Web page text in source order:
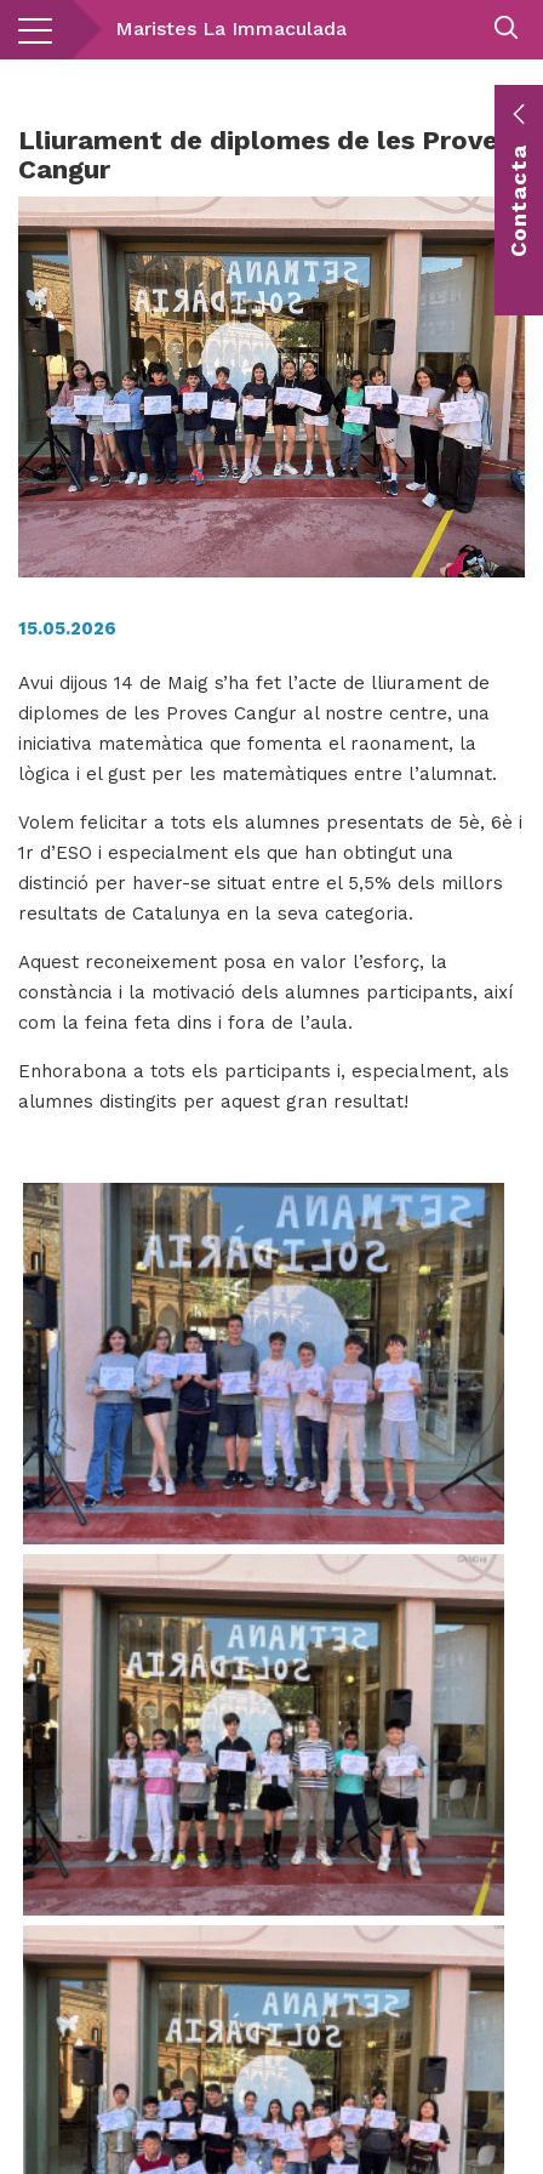
Vés
Maristes La Immaculada
Lliurament de diplomes de les Proves
Cangur
15.05.2026
Avui dijous 14 de Maig s’ha fet l’acte de lliurament de
diplomes de les Proves Cangur al nostre centre, una
iniciativa matemàtica que fomenta el raonament, la
lògica i el gust per les matemàtiques entre l’alumnat.
Volem felicitar a tots els alumnes presentats de 5è, 6è i
1r d’ESO i especialment els que han obtingut una
distinció per haver-se situat entre el 5,5% dels millors
resultats de Catalunya en la seva categoria.
Aquest reconeixement posa en valor l’esforç, la
constància i la motivació dels alumnes participants, així
com la feina feta dins i fora de l’aula.
Enhorabona a tots els participants i, especialment, als
alumnes distingits per aquest gran resultat!
Imatge
Imatge
Imatge
Contacta